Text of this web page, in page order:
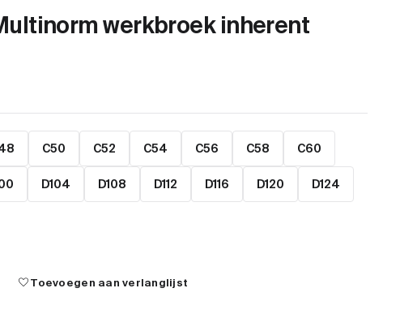
werkbroek inherent
C50 C52 C54 C56 C58 C60
D104 D108 D112 D116 D120 D124
favoriteToevoegen aan verlanglijst